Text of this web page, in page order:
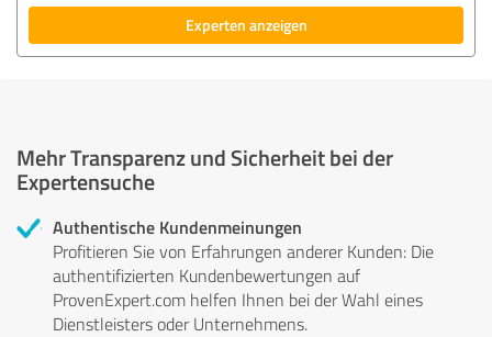
Experten anzeigen
Mehr Transparenz und Sicherheit bei der
Expertensuche
Authentische Kundenmeinungen
Profitieren Sie von Erfahrungen anderer Kunden: Die
authentifizierten Kundenbewertungen auf
ProvenExpert.com helfen Ihnen bei der Wahl eines
Dienstleisters oder Unternehmens.